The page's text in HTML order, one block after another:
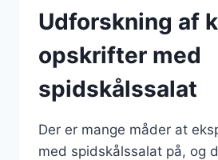
Udforskning af
opskrifter med
spidskålssalat
Der er mange måder at
med spidskålssalat på, og